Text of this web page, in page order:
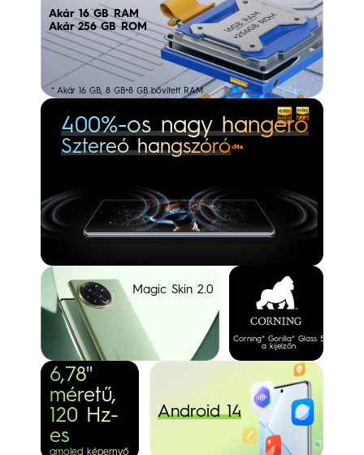
Akár 16 GB RAM
Akár 256 GB ROM
* Akár 16 GB, 8 GB+8 GB bővített RAM
400%-os nagy hangerő
Sztereó hangszóró
Magic Skin 2.0
Corning® Gorilla® Glass 5
a kijelzőn
6,78''
méretű,
120 Hz-
es
amoled képernyő